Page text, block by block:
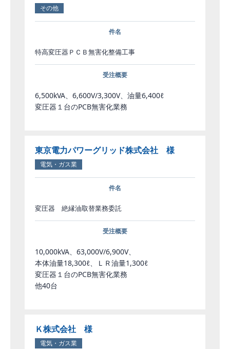
その他
件名
特高変圧器ＰＣＢ無害化整備工事
受注概要
6,500kVA、6,600V/3,300V、油量6,400ℓ
変圧器１台のPCB無害化業務
東京電力パワーグリッド株式会社 様
電気・ガス業
件名
変圧器 絶縁油取替業務委託
受注概要
10,000kVA、63,000V/6,900V、
本体油量18,300ℓ、ＬＲ油量1,300ℓ
変圧器１台のPCB無害化業務
他40台
Ｋ株式会社 様
電気・ガス業